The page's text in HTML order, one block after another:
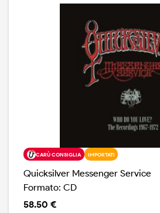
CARÙ CONSIGLIA IMPORTATI
Quicksilver Messenger Service
Formato: CD
58.50 €